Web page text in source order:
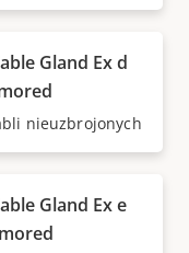
Gland Ex d
nieuzbrojonych
Gland Ex e